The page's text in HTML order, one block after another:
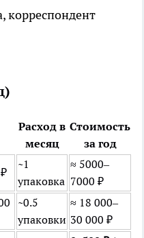
корреспондент
Расход в
месяц
Стоимость
за год
~1
упаковка
≈ 5000–
7000 ₽
~0.5
упаковки
≈ 18 000–
30 000 ₽